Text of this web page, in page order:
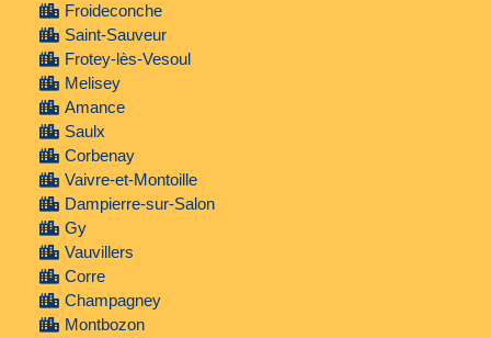
Froideconche
Saint-Sauveur
Frotey-lès-Vesoul
Melisey
Amance
Saulx
Corbenay
Vaivre-et-Montoille
Dampierre-sur-Salon
Gy
Vauvillers
Corre
Champagney
Montbozon